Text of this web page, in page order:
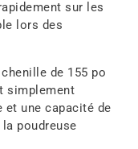
sur les
lors des
de 155 po
simplement
et une capacité de
poudreuse